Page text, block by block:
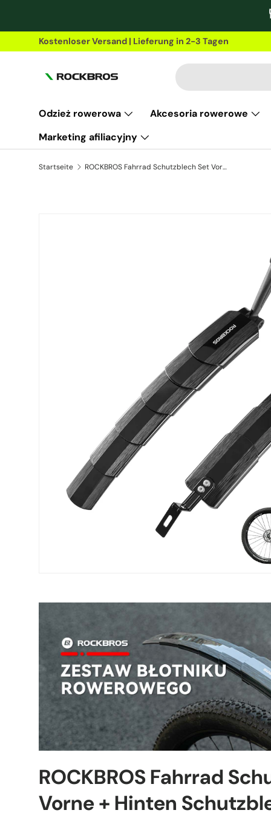
Kostenloser Versand | Lieferung in 2-3 Tagen
Suchen
Odzież rowerowa Akcesoria rowerowe
Marketing afiliacyjny
Startseite ROCKBROS Fahrrad Schutzblech Set Vorne + Hinten Schutzblech Universal Schwarz für MTB
ROCKBROS Fahrrad
Vorne + Hinten